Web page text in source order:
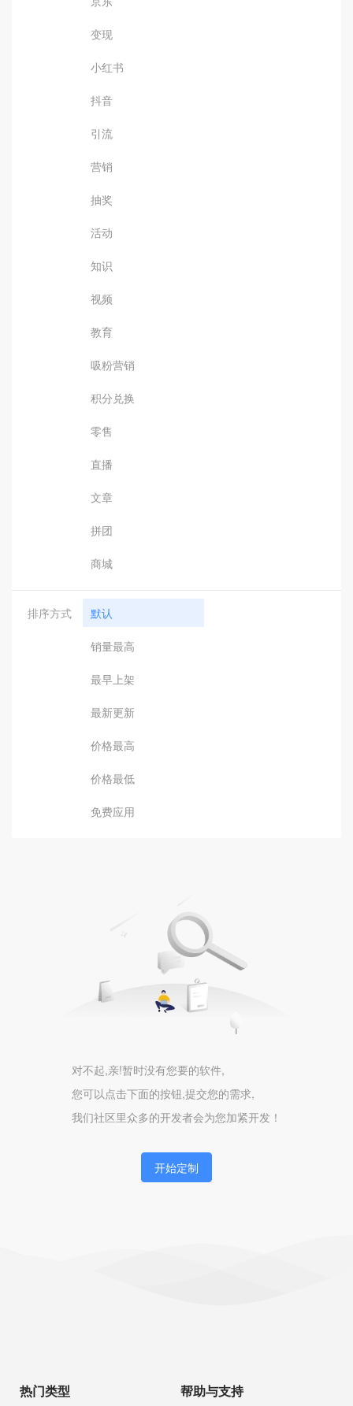
变现
小红书
抖音
引流
营销
抽奖
活动
知识
视频
教育
吸粉营销
积分兑换
零售
直播
文章
拼团
商城
排序方式 默认
销量最高
最早上架
最新更新
价格最高
价格最低
免费应用
对不起,亲!暂时没有您要的软件,
您可以点击下面的按钮,提交您的需求,
我们社区里众多的开发者会为您加紧开发！
开始定制
热门类型 帮助与支持